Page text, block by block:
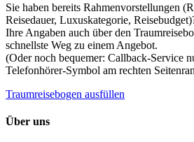
Sie haben bereits Rahmenvorstellungen
Reisedauer, Luxuskategorie,
Ihre Angaben auch über den
schnellste Weg zu einem Angebot.
(Oder noch bequemer: Callback-Service
Telefonhörer-Symbol am rechten
Traumreisebogen ausfüllen
Über uns